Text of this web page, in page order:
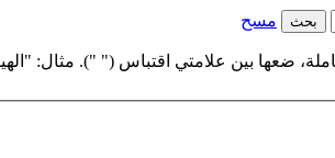
بحث مسح
ضعها بين علامتي اقتباس (" "). مثال: